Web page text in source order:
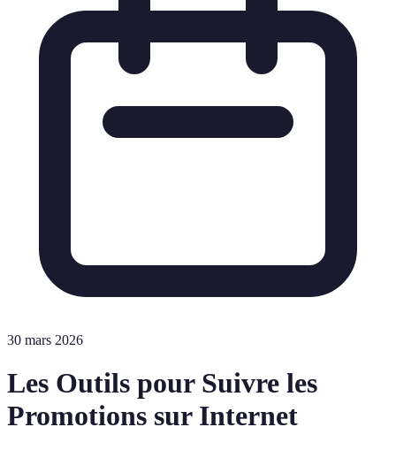
30 mars 2026
Les Outils pour Suivre les
Promotions sur Internet